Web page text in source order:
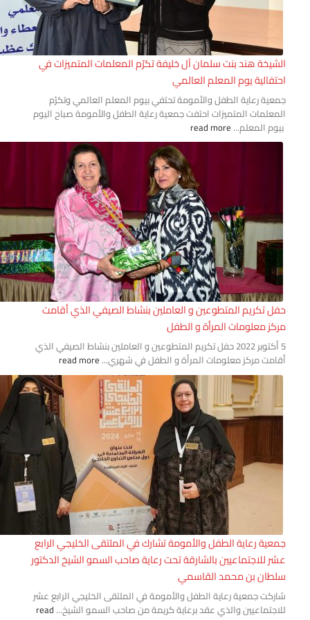
هند بنت سلمان آل خليفة تكرّم المعلمات المتميزات في
يوم المعلم العالمي
رعاية الطفل والأمومة تحتفي بيوم المعلم العالمي وتكرّم
المتميزات احتفت جمعية رعاية الطفل والأمومة صباح اليوم
المعلم...read more
تكريم المتطوعين و العاملين بنشاط الصيفي الذي أقامت
معلومات المرأة و الطفل
5 أكتوبر 2022 حفل تكريم المتطوعين و العاملين بنشاط الصيفي الذي
مركز معلومات المرأة و الطفل في شهري...read more
رعاية الطفل والأمومة تشارك في الملتقى الخليجي الرابع
للاجتماعيين بالشارقة تحت رعاية صاحب السمو الشيخ الدكتور
بن محمد القاسمي
جمعية رعاية الطفل والأمومة في الملتقى الخليجي الرابع عشر
والذي عقد برعاية كريمة من صاحب السمو الشيخ...read